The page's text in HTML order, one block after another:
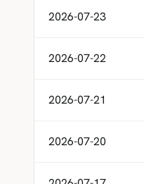
2026-07-23
2026-07-22
2026-07-21
2026-07-20